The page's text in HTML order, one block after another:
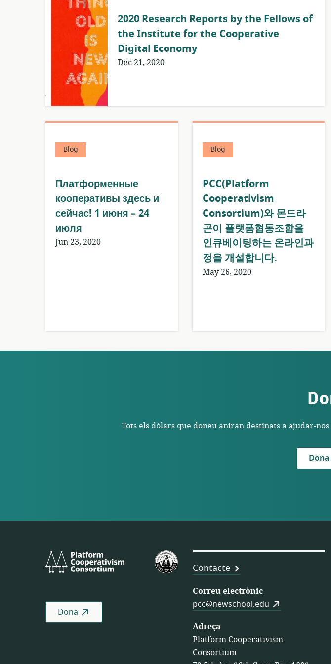
2020 Research Reports by the Fellows of
the Institute for the Cooperative
Digital Economy
Dec 21, 2020
Blog
Платформенные
кооперативы здесь и
сейчас! 1 июня – 24
июля
Jun 23, 2020
Blog
PCC(Platform
Cooperativism
Consortium)와 몬드라
곤이 플랫폼협동조합을
인큐베이팅하는 온라인과
정을 개설합니다.
May 26, 2020
Tots els dòlars que doneu aniran destinats a ajudar-
Platform
Cooperativism
Federació
Estatunidenca
Cooperatives
Dona
Contacte
Correu electrònic
pcc@newschool.edu
Adreça
Platform Cooperativism
Consortium